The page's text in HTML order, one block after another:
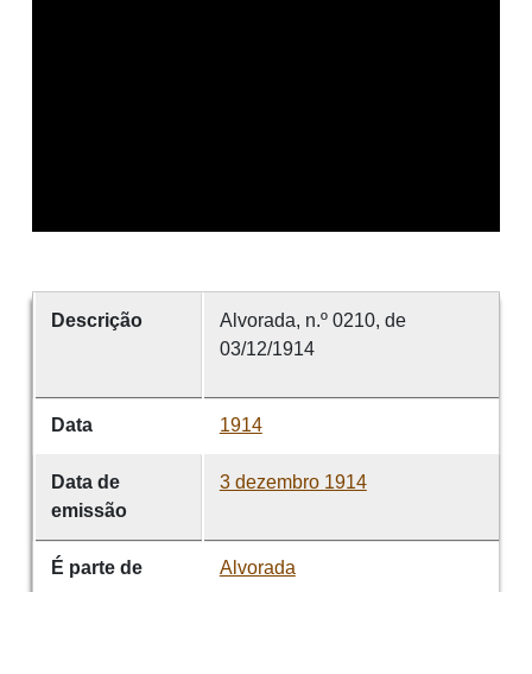
Descrição
Alvorada, n.º 0210, de
03/12/1914
Data 1914
Data de
emissão
3 dezembro 1914
É parte de Alvorada